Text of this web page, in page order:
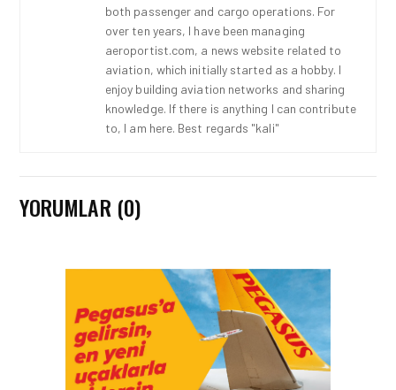
both passenger and cargo operations. For
over ten years, I have been managing
aeroportist.com, a news website related to
aviation, which initially started as a hobby. I
enjoy building aviation networks and sharing
knowledge. If there is anything I can contribute
to, I am here. Best regards "kali"
YORUMLAR (0)
AIRVIATECH VE WINGIE
ENUYGUN GROUP’TAN
SEYAHAT
TEKNOLOJILERINDE GÜÇ
BIRLIĞI